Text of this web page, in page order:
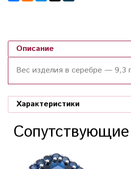
Описание
Вес изделия в серебре — 9,3
Характеристики